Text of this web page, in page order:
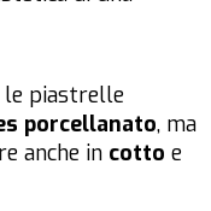
le piastrelle
porcellanato, ma
anche in cotto e